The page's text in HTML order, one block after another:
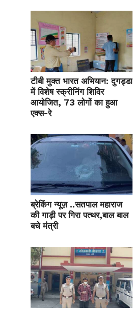
टीबी मुक्त भारत अभियान: दुगड्डा
में विशेष स्क्रीनिंग शिविर
आयोजित, 73 लोगों का हुआ
एक्स-रे
ब्रेकिंग न्यूज़ ..सतपाल महाराज
की गाड़ी पर गिरा पत्थर,बाल बाल
बचे मंत्री